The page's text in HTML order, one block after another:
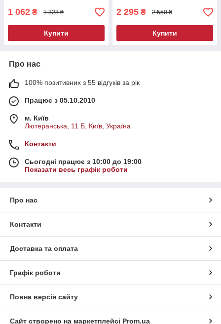
1 062 ₴ 1 328 ₴
Купити
2 295 ₴ 2 550 ₴
Купити
Про нас
100% позитивних з 55 відгуків за рік
Працює з 05.10.2010
м. Київ
Лютеранська, 11 Б, Київ, Україна
Контакти
Сьогодні працює з 10:00 до 19:00
Показати весь графік роботи
Про нас
Контакти
Доставка та оплата
Графік роботи
Повна версія сайту
Сайт створено на маркетплейсі Prom.ua